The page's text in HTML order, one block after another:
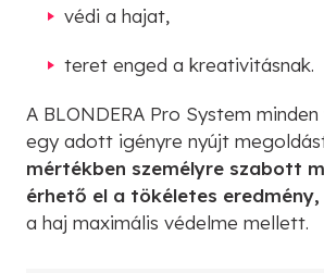
védi a hajat,
teret enged a kreativitásnak.
A BLONDERA Pro System
egy adott igényre nyújt
mértékben személyre szabott
érhető el a tökéletes eredmény,
a haj maximális védelme mellett.